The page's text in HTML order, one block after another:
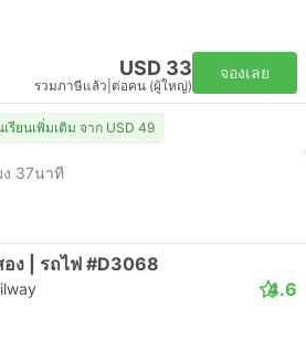
USD 33
รวมภาษีแล้ว ต่อคน (ผู้ใหญ่)
จองเลย
เรียนเพิ่มเติม จาก USD 49
37นาที
ง | รถไฟ #D3068
4.6